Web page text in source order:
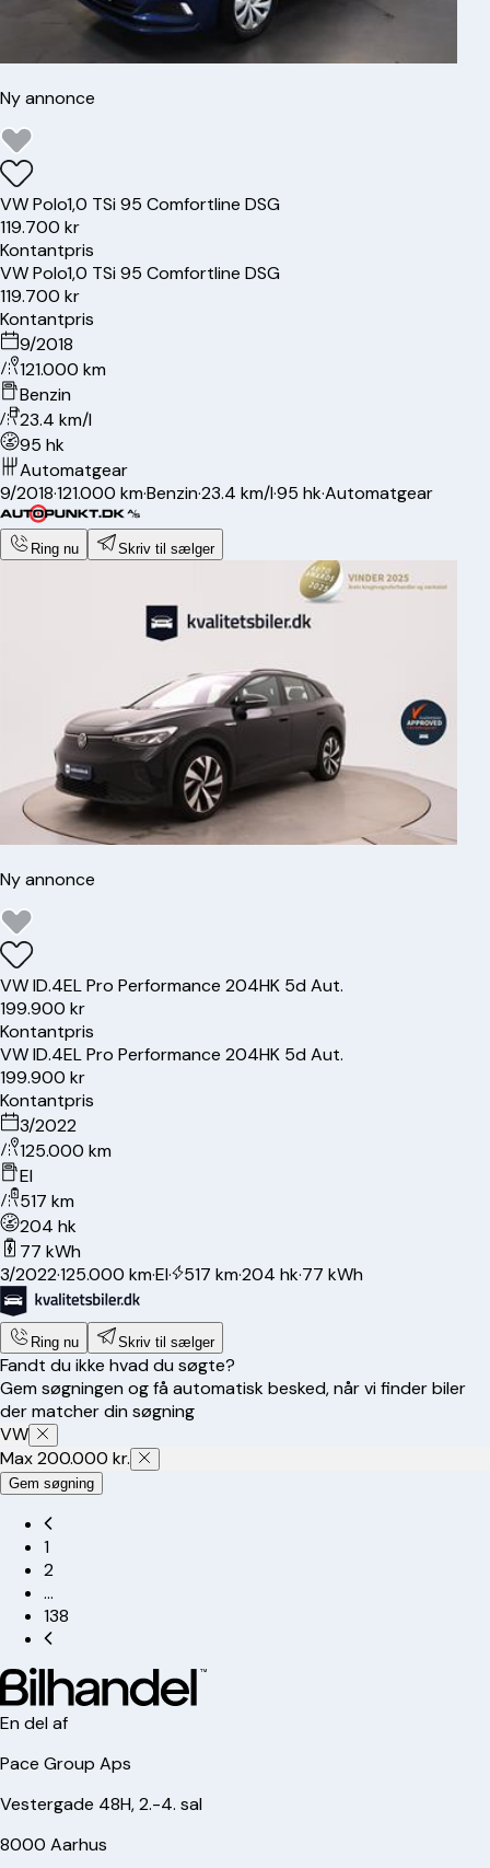
Ny annonce
VWPolo1,0 TSi 95 Comfortline DSG
119.700 kr
Kontantpris
VWPolo1,0 TSi 95 Comfortline DSG
119.700 kr
Kontantpris
9/2018
121.000 km
Benzin
23.4 km/l
95 hk
Automatgear
9/2018·121.000 km·Benzin·23.4 km/l·95 hk·Automatgear
Ring nu Skriv til sælger
Ny annonce
VWID.4EL Pro Performance 204HK 5d Aut.
199.900 kr
Kontantpris
VWID.4EL Pro Performance 204HK 5d Aut.
199.900 kr
Kontantpris
3/2022
125.000 km
El
517 km
204 hk
77 kWh
3/2022·125.000 km·El· 517 km·204 hk·77 kWh
Ring nu Skriv til sælger
Fandt du ikke hvad du søgte?
Gem søgningen og få automatisk besked, når vi finder biler
der matcher din søgning
VW
Max 200.000 kr.
Gem søgning
1
2
…
138
En del af
Pace Group Aps
Vestergade 48H, 2.-4. sal
8000 Aarhus